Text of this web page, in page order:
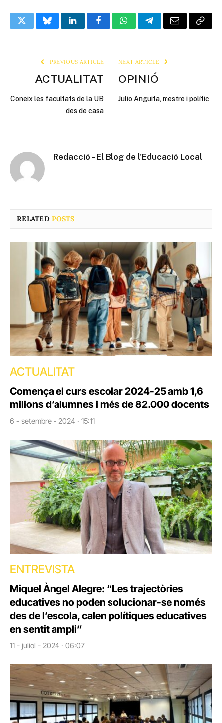
TwitterBlueskyLinkedInFacebookWhatsAppTelegramEmail Copy
PREVIOUS ARTICLE
ACTUALITAT
Coneix les facultats de la UB
des de casa
NEXT ARTICLE
OPINIÓ
Julio Anguita, mestre i polític
Redacció - El Blog de l'Educació Local
RELATEDPOSTS
ACTUALITAT
Comença el curs escolar 2024-25 amb 1,6
milions d’alumnes i més de 82.000 docents
6 - setembre - 2024 · 15:11
ENTREVISTA
Miquel Àngel Alegre: “Les trajectòries
educatives no poden solucionar-se només
des de l’escola, calen polítiques educatives
en sentit ampli”
11 - juliol - 2024 · 06:07